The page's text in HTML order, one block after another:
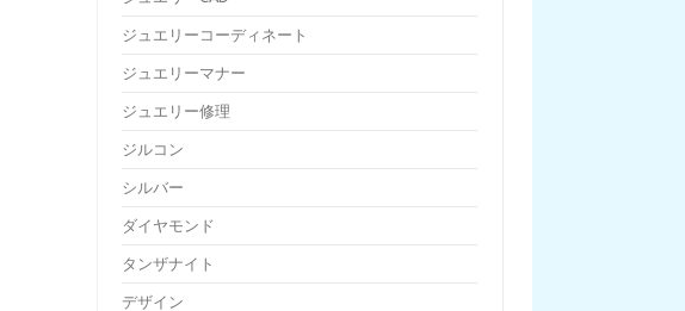
ジュエリーコーディネート
ジュエリーマナー
ジュエリー修理
ジルコン
シルバー
ダイヤモンド
タンザナイト
デザイン